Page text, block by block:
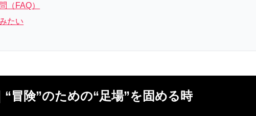
（FAQ）
たい
“冒険”のための“足場”を固める時